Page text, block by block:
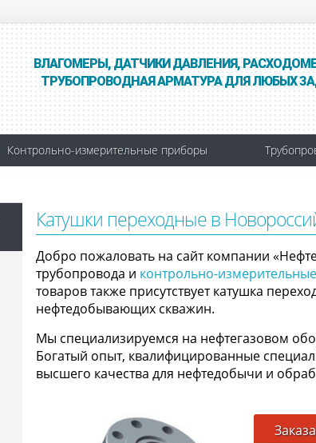
ВЛАГОМЕРЫ, ДАТЧИКИ ДАВЛЕНИЯ,
ТРУБОПРОВОДНАЯ АРМАТУРА ДЛЯ ЛЮБЫХ
Контрольно-измерительные приборы
Катушки переходные в
Добро пожаловать на сайт компании
трубопровода и контрольно-
товаров также присутствует катушка
нефтедобывающих скважин.
Мы специализируемся на нефтегазовом
Богатый опыт, квалифицированные
высшего качества для нефтедобычи и